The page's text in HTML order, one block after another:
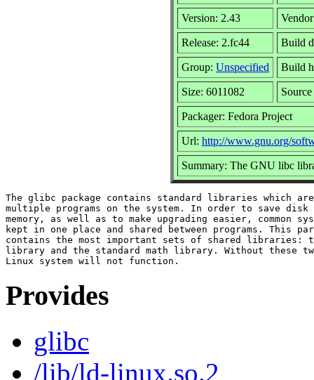
Version: 2.43
Release: 2.fc44 Build
Group: Unspecified Build
Size: 6011082
Packager: Fedora Project
Url: http://www.gnu.org/
Summary: The GNU libc
The glibc package contains standard libraries which
multiple programs on the system. In order to save disk
memory, as well as to make upgrading easier, common
kept in one place and shared between programs. This
contains the most important sets of shared libraries:
library and the standard math library. Without these
Provides
glibc
/lib/ld-linux.so.2